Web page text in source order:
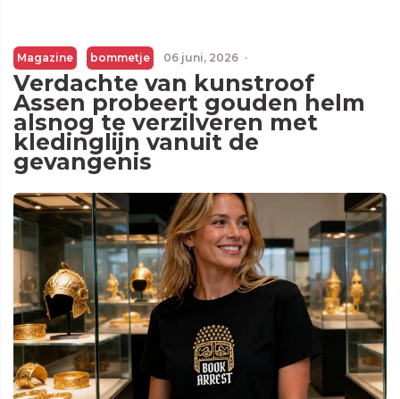
Magazine bommetje 06 juni, 2026 ·
Verdachte van kunstroof
Assen probeert gouden helm
alsnog te verzilveren met
kledinglijn vanuit de
gevangenis